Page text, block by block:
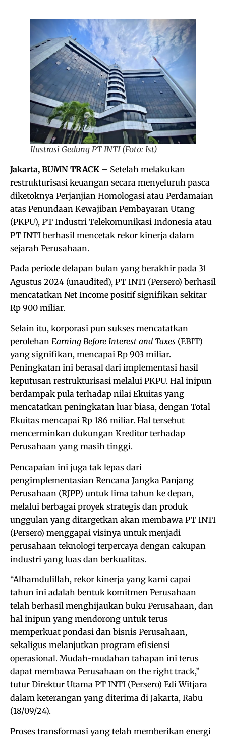
Ilustrasi Gedung PT INTI (Foto: Ist)
Jakarta, BUMN TRACK – Setelah melakukan
restrukturisasi keuangan secara menyeluruh pasca
diketoknya Perjanjian Homologasi atau Perdamaian
atas Penundaan Kewajiban Pembayaran Utang
(PKPU), PT Industri Telekomunikasi Indonesia atau
PT INTI berhasil mencetak rekor kinerja dalam
sejarah Perusahaan.
Pada periode delapan bulan yang berakhir pada 31
Agustus 2024 (unaudited), PT INTI (Persero) berhasil
mencatatkan Net Income positif signifikan sekitar
Rp 900 miliar.
Selain itu, korporasi pun sukses mencatatkan
perolehan Earning Before Interest and Taxes (EBIT)
yang signifikan, mencapai Rp 903 miliar.
Peningkatan ini berasal dari implementasi hasil
keputusan restrukturisasi melalui PKPU. Hal inipun
berdampak pula terhadap nilai Ekuitas yang
mencatatkan peningkatan luar biasa, dengan Total
Ekuitas mencapai Rp 186 miliar. Hal tersebut
mencerminkan dukungan Kreditor terhadap
Perusahaan yang masih tinggi.
Pencapaian ini juga tak lepas dari
pengimplementasian Rencana Jangka Panjang
Perusahaan (RJPP) untuk lima tahun ke depan,
melalui berbagai proyek strategis dan produk
unggulan yang ditargetkan akan membawa PT INTI
(Persero) menggapai visinya untuk menjadi
perusahaan teknologi terpercaya dengan cakupan
industri yang luas dan berkualitas.
“Alhamdulillah, rekor kinerja yang kami capai
tahun ini adalah bentuk komitmen Perusahaan
telah berhasil menghijaukan buku Perusahaan, dan
hal inipun yang mendorong untuk terus
memperkuat pondasi dan bisnis Perusahaan,
sekaligus melanjutkan program efisiensi
operasional. Mudah-mudahan tahapan ini terus
dapat membawa Perusahaan on the right track,”
tutur Direktur Utama PT INTI (Persero) Edi Witjara
dalam keterangan yang diterima di Jakarta, Rabu
(18/09/24).
Proses transformasi yang telah memberikan energi